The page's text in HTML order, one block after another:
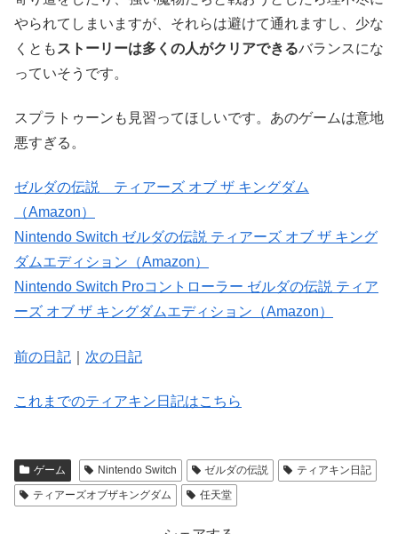
やられてしまいますが、それらは避けて通れますし、少な
くとも ストーリーは多くの人がクリアできるバランスにな
っていそうです。
スプラトゥーンも見習ってほしいです。あのゲームは意地
悪すぎる。
ゼルダの伝説 ティアーズ オブ ザ キングダム
（Amazon）
Nintendo Switch ゼルダの伝説 ティアーズ オブ ザ キング
ダムエディション（Amazon）
Nintendo Switch Proコントローラー ゼルダの伝説 ティア
ーズ オブ ザ キングダムエディション（Amazon）
前の日記 次の日記
これまでのティアキン日記はこちら
ゲーム Nintendo Switch ゼルダの伝説
ティアキン日記
ティアーズオブザキングダム
任天堂